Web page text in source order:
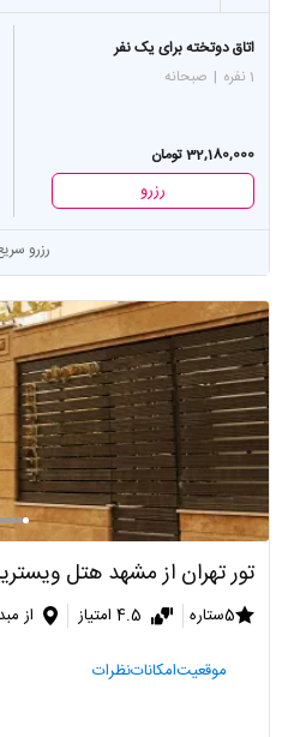
اتاق دوتخته برای یک نفر
1 نفره
| صبحانه
32,180,000 تومان
رزرو
رزرو
تور تهران از مشهد هتل
5ستاره 4.5 امتیاز از
موقعیتامکاناتنظرات